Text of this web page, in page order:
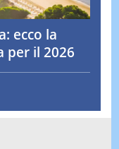
ecco la
per il 2026